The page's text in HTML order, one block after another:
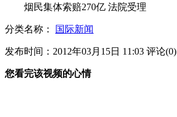
东风本田又遇"召回门"
烟民集体索赔270亿 法院受理
分类名称： 国际新闻
发布时间：2012年03月15日 11:03 评论(0)
您看完该视频的心情